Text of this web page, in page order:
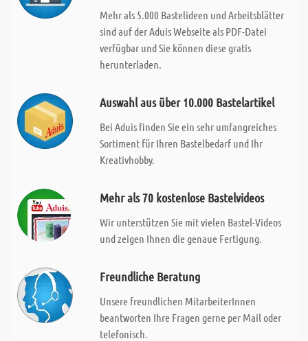
Mehr als 5.000 Bastelideen und Arbeitsblätter
sind auf der Aduis Webseite als PDF-Datei
verfügbar und Sie können diese gratis
herunterladen.
Auswahl aus über 10.000 Bastelartikel
Bei Aduis finden Sie ein sehr umfangreiches
Sortiment für Ihren Bastelbedarf und Ihr
Kreativhobby.
Mehr als 70 kostenlose Bastelvideos
Wir unterstützen Sie mit vielen Bastel-Videos
und zeigen Ihnen die genaue Fertigung.
Freundliche Beratung
Unsere freundlichen MitarbeiterInnen
beantworten Ihre Fragen gerne per Mail oder
telefonisch.